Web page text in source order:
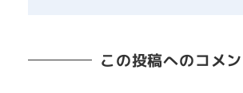
この投稿へのコメ